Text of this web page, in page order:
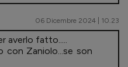
06 Dicembre 2024 | 10.23
averlo fatto.....
con Zaniolo...se son